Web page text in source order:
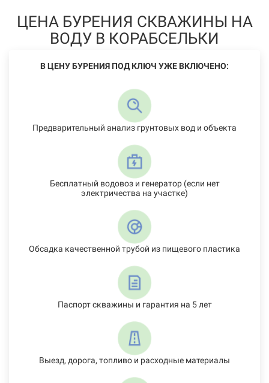
ЦЕНА БУРЕНИЯ СКВАЖИНЫ НА
ВОДУ В КОРАБСЕЛЬКИ
В ЦЕНУ БУРЕНИЯ ПОД КЛЮЧ УЖЕ ВКЛЮЧЕНО:
Предварительный анализ грунтовых вод и объекта
Бесплатный водовоз и генератор (если нет
электричества на участке)
Обсадка качественной трубой из пищевого пластика
Паспорт скважины и гарантия на 5 лет
Выезд, дорога, топливо и расходные материалы